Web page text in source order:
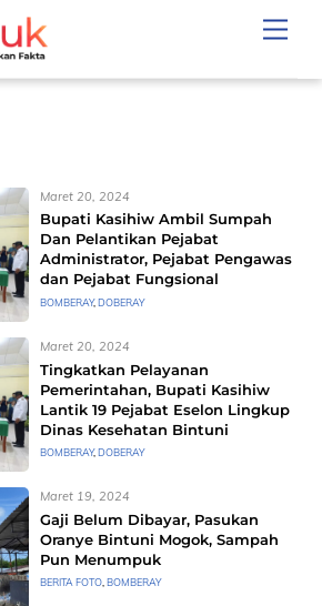
Maret 20, 2024
Bupati Kasihiw Ambil Sumpah
Dan Pelantikan Pejabat
Administrator, Pejabat Pengawas
dan Pejabat Fungsional
BOMBERAY,DOBERAY
Maret 20, 2024
Tingkatkan Pelayanan
Pemerintahan, Bupati Kasihiw
Lantik 19 Pejabat Eselon Lingkup
Dinas Kesehatan Bintuni
BOMBERAY,DOBERAY
Maret 19, 2024
Gaji Belum Dibayar, Pasukan
Oranye Bintuni Mogok, Sampah
Pun Menumpuk
BERITA FOTO, BOMBERAY